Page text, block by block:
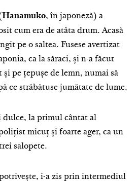
Hanamuko, în japoneză) a
cum era de atâta drum. Acasă
pe o saltea. Fusese avertizat
ca la săraci, și n-a făcut
pe țepușe de lemn, numai să
ce străbătuse jumătate de lume.
dulce, la primul cântat al
micuț și foarte ager, ca un
salopete.
i-a zis prin intermediul